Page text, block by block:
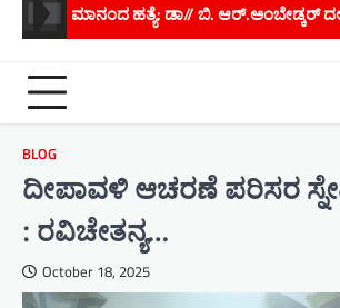
ದಲಿತ ಪ್ರಜಾ ಸಂಘದಿಂದ ರಾಜ್ಯಪಾಲರಿಗೆ
BLOG
ದೀಪಾವಳಿ ಆಚರಣೆ ಪರಿಸರ
: ರವಿಚೇತನ್ಯ…
October 18, 2025